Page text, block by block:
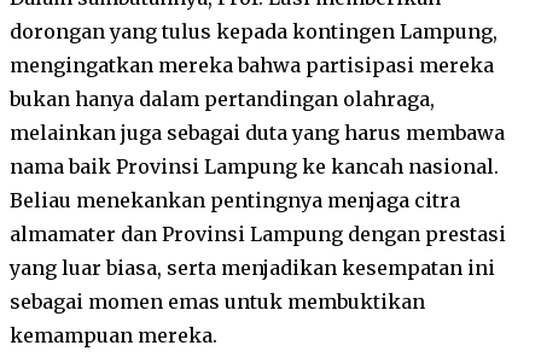
dorongan yang tulus kepada kontingen Lampung,
mengingatkan mereka bahwa partisipasi mereka
bukan hanya dalam pertandingan olahraga,
melainkan juga sebagai duta yang harus membawa
nama baik Provinsi Lampung ke kancah nasional.
Beliau menekankan pentingnya menjaga citra
almamater dan Provinsi Lampung dengan prestasi
yang luar biasa, serta menjadikan kesempatan ini
sebagai momen emas untuk membuktikan
kemampuan mereka.